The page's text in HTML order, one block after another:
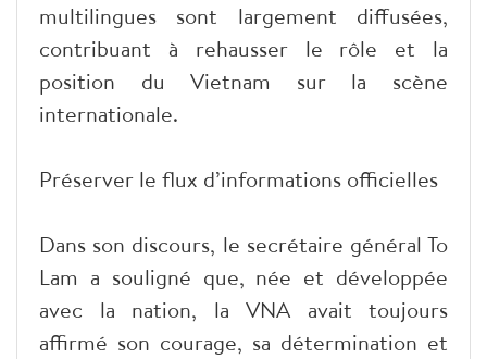
multilingues sont largement diffusées,
contribuant à rehausser le rôle et la
position du Vietnam sur la scène
internationale.
Préserver le flux d’informations officielles
Dans son discours, le secrétaire général To
Lam a souligné que, née et développée
avec la nation, la VNA avait toujours
affirmé son courage, sa détermination et